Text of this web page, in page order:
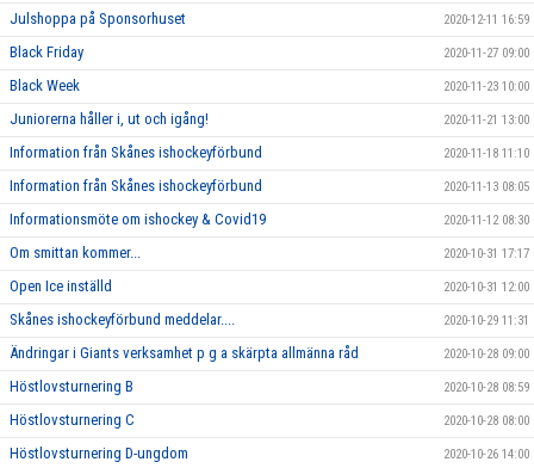
Julshoppa på Sponsorhuset 2020-12-11 16:59
Black Friday 2020-11-27 09:00
Black Week 2020-11-23 10:00
Juniorerna håller i, ut och igång! 2020-11-21 13:00
Information från Skånes ishockeyförbund 2020-11-18 11:10
Information från Skånes ishockeyförbund 2020-11-13 08:05
Informationsmöte om ishockey & Covid19 2020-11-12 08:30
Om smittan kommer... 2020-10-31 17:17
Open Ice inställd 2020-10-31 12:00
Skånes ishockeyförbund meddelar.... 2020-10-29 11:31
Ändringar i Giants verksamhet p g a skärpta allmänna råd 2020-10-28 09:00
Höstlovsturnering B 2020-10-28 08:59
Höstlovsturnering C 2020-10-28 08:00
Höstlovsturnering D-ungdom 2020-10-26 14:00